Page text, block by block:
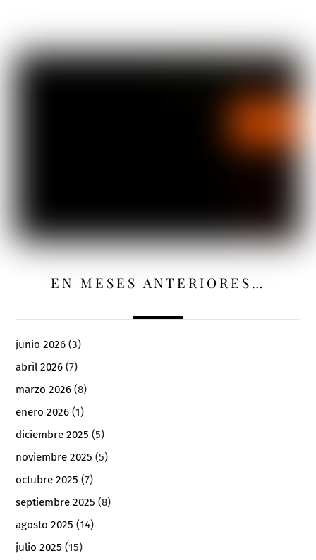
EN MESES ANTERIORES…
junio 2026 (3)
abril 2026 (7)
marzo 2026 (8)
enero 2026 (1)
diciembre 2025 (5)
noviembre 2025 (5)
octubre 2025 (7)
septiembre 2025 (8)
agosto 2025 (14)
julio 2025 (15)